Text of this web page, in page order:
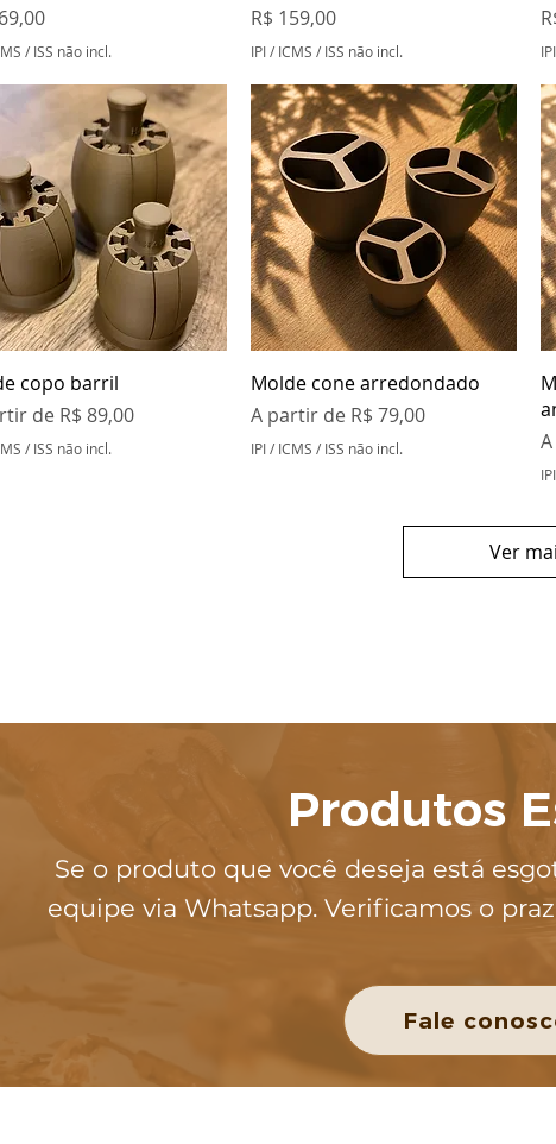
/ ISS não incl.
Preço
R$ 159,00
IPI / ICMS / ISS não incl.
Visualização rápida
copo barril
de R$ 89,00
promocional
/ ISS não incl.
Visualização rápida
Molde cone arredondado
A partir de R$ 79,00
Preço promocional
IPI / ICMS / ISS não incl.
Ver
Produtos
Se o produto que você deseja está
equipe via Whatsapp. Verificamos o
Fale